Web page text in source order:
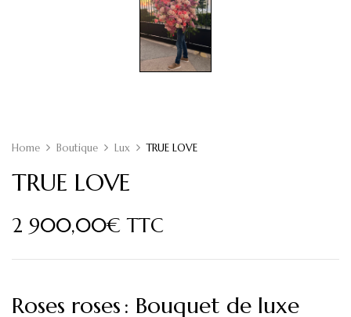
Home Boutique Lux TRUE LOVE
TRUE LOVE
2 900,00€ TTC
Roses roses : Bouquet de luxe